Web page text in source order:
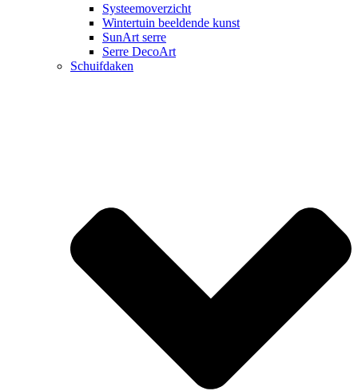
Systeemoverzicht
Wintertuin beeldende kunst
SunArt serre
Serre DecoArt
Schuifdaken